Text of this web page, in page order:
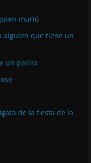
murió
alguien que tiene un
un palillo
de la fiesta de la